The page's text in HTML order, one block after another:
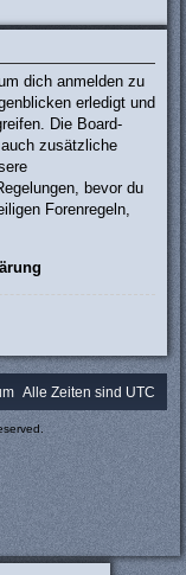
dich anmelden zu
erledigt und
Die Board-
zusätzliche
bevor du
Forenregeln,
Alle Zeiten sind UTC